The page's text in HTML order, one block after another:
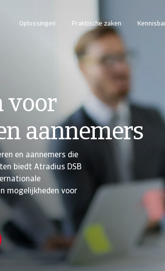
Oplossingen Praktische zaken
voor
aannemers
en aannemers die
biedt Atradius DSB
mogelijkheden voor